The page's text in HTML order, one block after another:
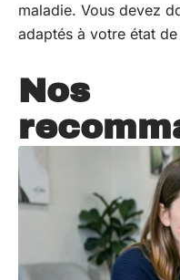
maladie. Vous devez
adaptés à votre état de
Nos